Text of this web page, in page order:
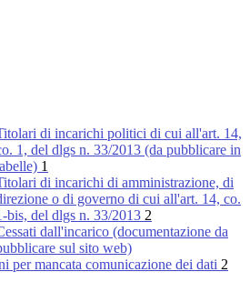
di incarichi politici di cui all'art. 14,
1, del dlgs n. 33/2013 (da pubblicare in
1
di incarichi di amministrazione, di
o di governo di cui all'art. 14, co.
bis, del dlgs n. 33/2013 2
dall'incarico (documentazione da
sul sito web)
per mancata comunicazione dei dati 2